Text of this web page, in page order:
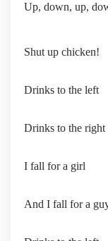
Up, down, up,
Shut up chicken!
Drinks to the left
Drinks to the right
I fall for a girl
And I fall for a